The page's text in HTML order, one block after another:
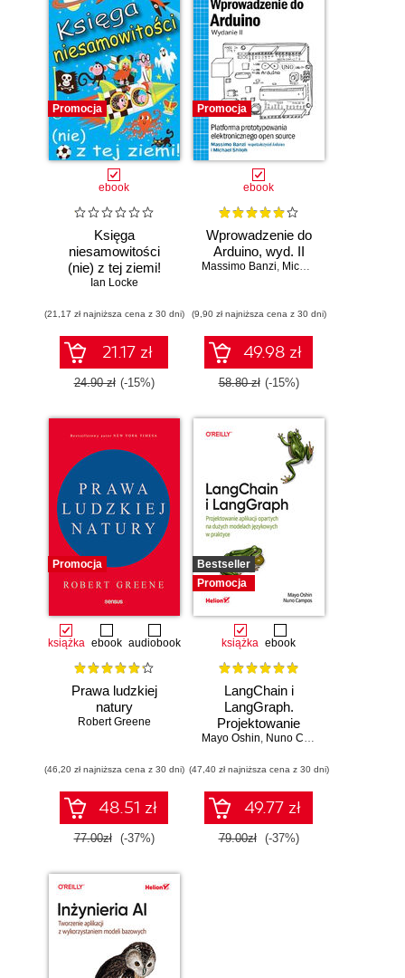
Promocja
ebook
Księga
niesamowitości
(nie) z tej ziemi!
Księga faktów
niezwykłych
Ian Locke
(21,17 zł najniższa cena z 30 dni)
21.17 zł
24.90 zł (-15%)
Promocja
ebook
Wprowadzenie do
Arduino, wyd. II
Massimo Banzi, Michael Shiloh
(9,90 zł najniższa cena z 30 dni)
49.98 zł
58.80 zł (-15%)
Promocja
książka ebook audiobook
Prawa ludzkiej
natury
Robert Greene
(46,20 zł najniższa cena z 30 dni)
48.51 zł
77.00zł (-37%)
Bestseller
Promocja
książka ebook
LangChain i
LangGraph.
Projektowanie
aplikacji opartych
modelach
językowych w
praktyce
Mayo Oshin, Nuno Campos
(47,40 zł najniższa cena z 30 dni)
49.77 zł
79.00zł (-37%)